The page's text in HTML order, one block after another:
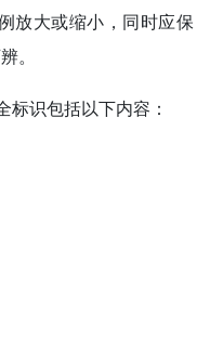
放大或缩小，同时应保
。
识包括以下内容：